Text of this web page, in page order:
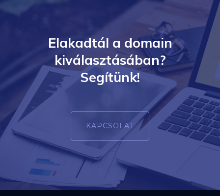
Elakadtál a domain
kiválasztásában?
Segítünk!
KAPCSOLAT